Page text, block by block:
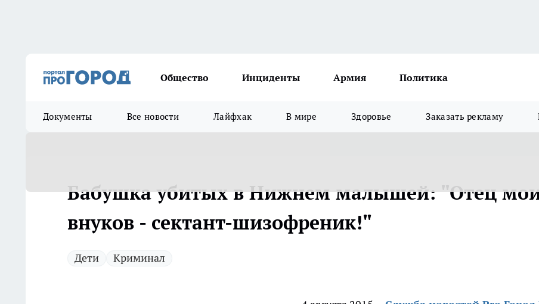
Общество Инциденты Армия Политика
Документы Все новости Лайфхак В мире Здоровье Заказать рекламу
Бабушка убитых в Нижнем малышей: "Отец
внуков - сектант-шизофреник!"
Дети Криминал